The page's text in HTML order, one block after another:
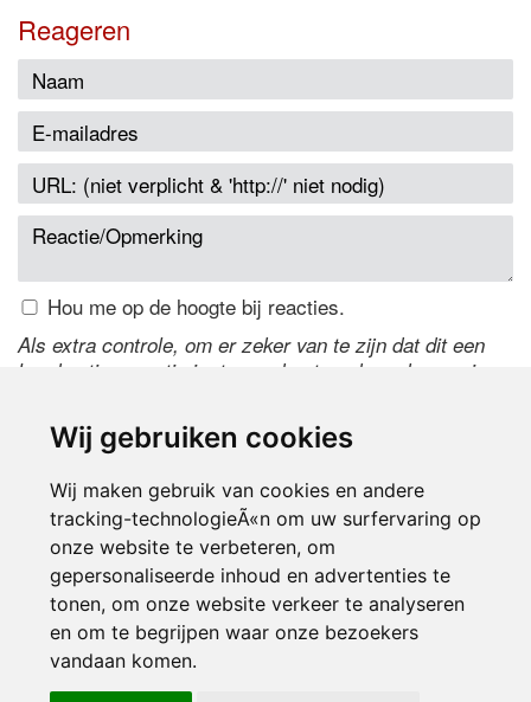
Wij gebruiken cookies
Wij maken gebruik van cookies en andere
tracking-technologieÃ«n om uw surfervaring op
onze website te verbeteren, om
gepersonaliseerde inhoud en advertenties te
tonen, om onze website verkeer te analyseren
en om te begrijpen waar onze bezoekers
vandaan komen.
Reageren
Hou me op de hoogte bij reacties.
Als extra controle, om er zeker van te zijn dat dit een
handmatige reactie is, typ onderstaande code over in
de code te wijzigen.